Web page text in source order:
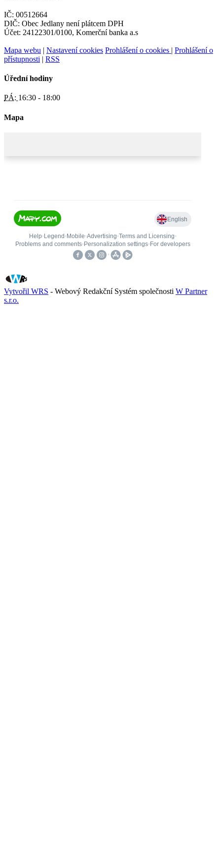
IČ: 00512664
DIČ: Obec Jedlany není plátcem DPH
Účet: 24122301/0100, Komerční banka a.s
Mapa webu | Nastavení cookies Prohlášení o cookies | Prohlášení o
přístupnosti | RSS
Úřední hodiny
PÁ: 16:30 - 18:00
Mapa
Vytvořil WRS - Webový Redakční Systém společnosti W Partner
s.r.o.